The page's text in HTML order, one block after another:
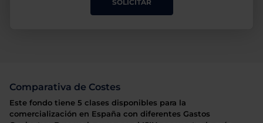
SOLICITAR
Comparativa de Costes
Este fondo tiene 5 clases disponibles para la
comercialización en España con diferentes Gastos